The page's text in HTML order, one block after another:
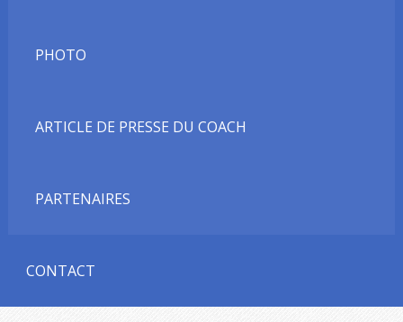
PHOTO
ARTICLE DE PRESSE DU COACH
PARTENAIRES
CONTACT